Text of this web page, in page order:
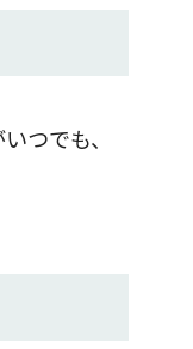
つでも、